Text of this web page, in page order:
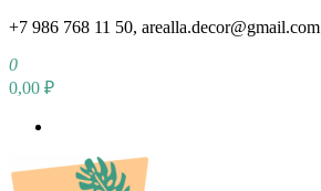
+7 986 768 11 50, arealla.decor@gmail.com
0
0,00 ₽